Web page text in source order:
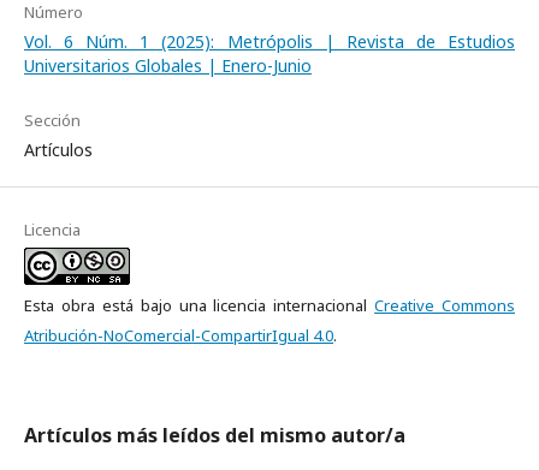
Número
Vol. 6 Núm. 1 (2025): Metrópolis | Revista de Estudios
Universitarios Globales | Enero-Junio
Sección
Artículos
Licencia
Esta obra está bajo una licencia internacionalCreative Commons
Atribución-NoComercial-CompartirIgual 4.0.
Artículos más leídos del mismo autor/a